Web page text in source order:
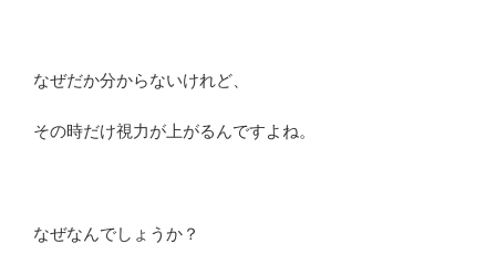
なぜだか分からないけれど、
その時だけ視力が上がるんですよね。
なぜなんでしょうか？